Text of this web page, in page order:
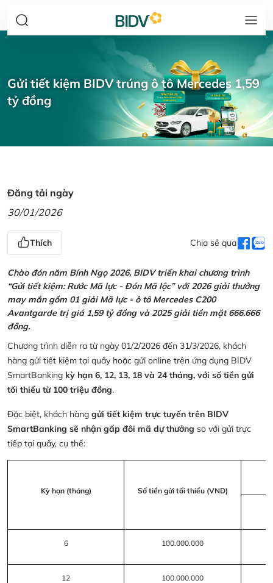
Gửi tiết kiệm BIDV trúng ô tô Mercedes 1,59
tỷ đồng
Đăng tải ngày
30/01/2026
Thích Chia sẻ qua
Chào đón năm Bính Ngọ 2026, BIDV triển khai chương trình
“Gửi tiết kiệm: Rước Mã lực - Đón Mã lộc” với 2026 giải thưởng
may mắn gồm 01 giải Mã lực - ô tô Mercedes C200
Avantgarde trị giá 1,59 tỷ đồng và 2025 giải tiền mặt 666.666
đồng.
Chương trình diễn ra từ ngày 01/2/2026 đến 31/3/2026, khách
hàng gửi tiết kiệm tại quầy hoặc gửi online trên ứng dụng BIDV
SmartBanking kỳ hạn 6, 12, 13, 18 và 24 tháng, với số tiền gửi
tối thiểu từ 100 triệu đồng.
Đặc biệt, khách hàng gửi tiết kiệm trực tuyến trên BIDV
SmartBanking sẽ nhận gấp đôi mã dự thưởng so với gửi trực
tiếp tại quầy, cụ thể:
Kỳ hạn (tháng) Số tiền gửi tối thiểu (VND)
6 100.000.000
12 100.000.000